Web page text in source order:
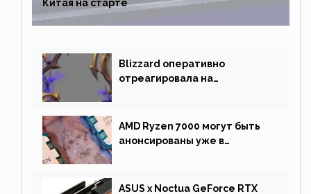
Китая на старте
Blizzard оперативно
отреагировала на
AMD Ryzen 7000 могут быть
анонсированы уже в
ASUS x Noctua GeForce RTX